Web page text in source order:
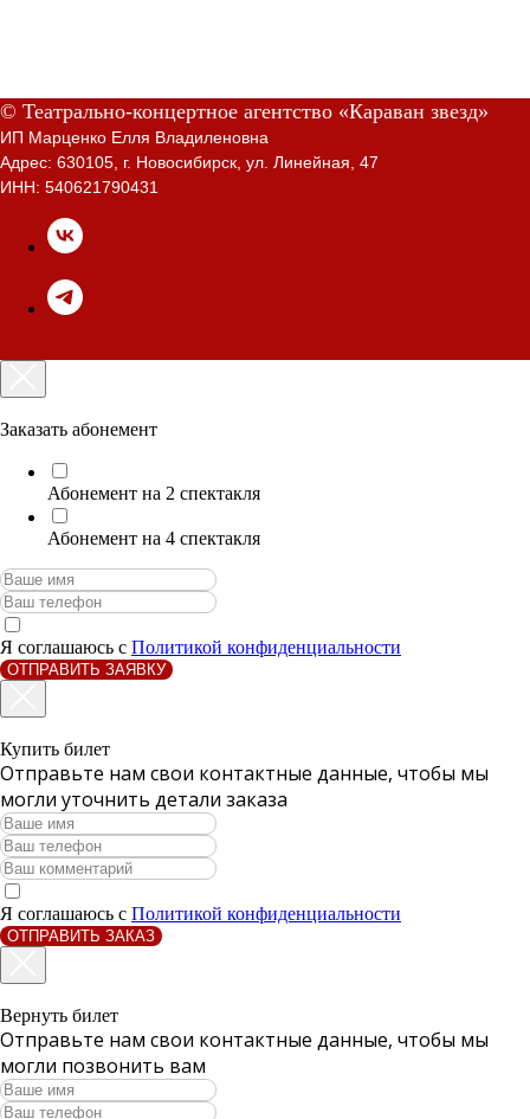
© Театрально-концертное агентство «Караван звезд»
ИП Марценко Елля Владиленовна
Адрес: 630105, г. Новосибирск, ул. Линейная, 47
ИНН: 540621790431
Заказать абонемент
Абонемент на 2 спектакля
Абонемент на 4 спектакля
Я соглашаюсь с Политикой конфиденциальности
ОТПРАВИТЬ ЗАЯВКУ
Купить билет
Отправьте нам свои контактные данные, чтобы мы
могли уточнить детали заказа
Я соглашаюсь с Политикой конфиденциальности
ОТПРАВИТЬ ЗАКАЗ
Вернуть билет
Отправьте нам свои контактные данные, чтобы мы
могли позвонить вам